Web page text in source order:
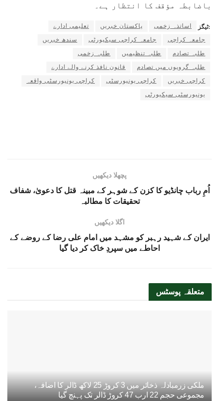
باضابطہ مؤقف کا انتظار ہے۔
ٹیگز: اساتذہ زخمی پاکستان خبریں
تعلیمی ادارے
جامعہ کراچی
جامعہ کراچی سیکیورٹی
سندھ خبریں
طلبہ تصادم
طلبہ تنظیمیں
طلبہ زخمی
طلبہ گروپوں میں تصادم
قانون نافذ کرنے والے ادارے
کراچی خبریں
کراچی یونیورسٹی
کراچی یونیورسٹی واقعہ
یونیورسٹی سیکیورٹی
پچھلا دیکھیں
اُمِ رباب چانڈیو کا کزن کے شوہر کے مبینہ قتل کا دعویٰ، شفاف
تحقیقات کا مطالبہ
اگلا دیکھیں
ایران کے شہید رہبر کو مشہد میں امام علی رضا کے روضے کے
احاطے میں سپردِ خاک کر دیا گیا
متعلقہ پوسٹس
ملکی زرمبادلہ ذخائر میں 3 کروڑ 25 لاکھ ڈالر کا اضافہ،
مجموعی حجم 22 ارب 47 کروڑ ڈالر تک پہنچ گیا